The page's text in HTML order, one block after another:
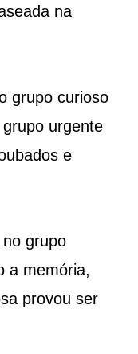
na
grupo curioso
urgente
e
grupo
a memória,
provou ser